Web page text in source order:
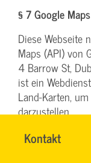
Kontakt
Name*
§ 7 Google Maps
Diese Webseite
Maps (API) von
4 Barrow St,
ist ein
Land-Karten,
darzustellen.
Bereits beim